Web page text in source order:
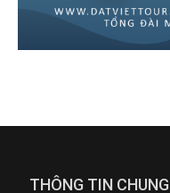
THÔNG TIN CHUNG